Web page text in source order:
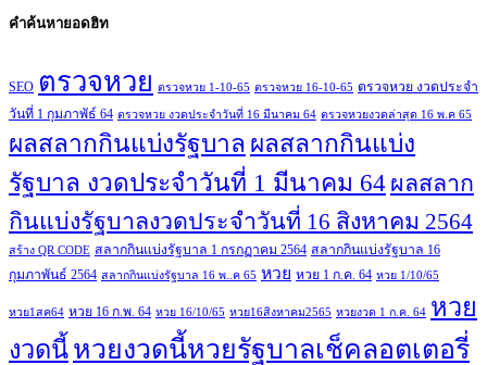
คำค้นหายอดฮิท
SEO ตรวจหวย ตรวจหวย 1-10-65 ตรวจหวย 16-10-65 ตรวจหวย งวดประจำ
วันที่ 1 กุมภาพัธ์ 64 ตรวจหวย งวดประจำวันที่ 16 มีนาคม 64 ตรวจหวยงวดล่าสุด 16 พ.ค 65
ผลสลากกินแบ่งรัฐบาล ผลสลากกินแบ่ง
รัฐบาล งวดประจำวันที่ 1 มีนาคม 64 ผลสลาก
กินแบ่งรัฐบาลงวดประจำวันที่ 16 สิงหาคม 2564
สร้าง QR CODE สลากกินแบ่งรัฐบาล 1 กรกฏาคม 2564 สลากกินแบ่งรัฐบาล 16
กุมภาพันธ์ 2564 สลากกินแบ่งรัฐบาล 16 พ..ค 65 หวย หวย 1 ก.ค. 64 หวย 1/10/65
หวย1สค64 หวย 16 ก.พ. 64 หวย 16/10/65 หวย16สิงหาคม2565 หวยงวด 1 ก.ค. 64 หวย
งวดนี้หวยงวดนี้หวยรัฐบาลเช็คลอตเตอรี่